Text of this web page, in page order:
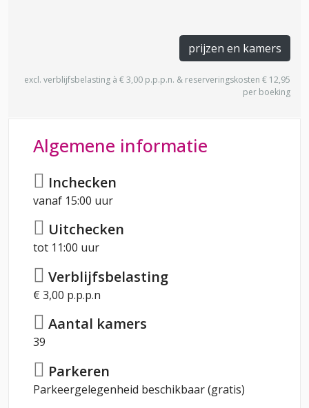
prijzen en kamers
excl. verblijfsbelasting à € 3,00 p.p.p.n. & reserveringskosten € 12,95
per boeking
Algemene informatie
Inchecken
vanaf 15:00 uur
Uitchecken
tot 11:00 uur
Verblijfsbelasting
€ 3,00 p.p.p.n
Aantal kamers
39
Parkeren
Parkeergelegenheid beschikbaar (gratis)